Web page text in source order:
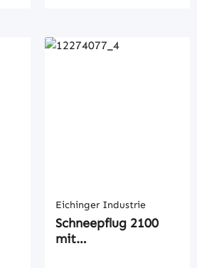
Eichinger Industrie
Schneepflug 2100
mit